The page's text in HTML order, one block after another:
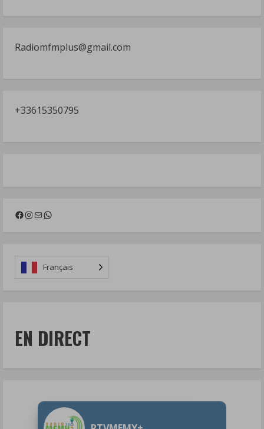
Radiomfmplus@gmail.com
+33615350795
Facebook
Instagram
MailWhatsApp
Français
EN DIRECT